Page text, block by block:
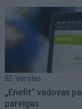
Verslas
„Enefit“ vadovas
pareigas